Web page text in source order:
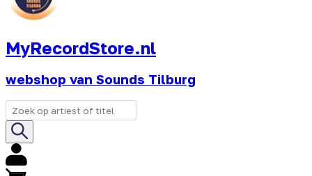
MyRecordStore.nl
webshop van Sounds Tilburg